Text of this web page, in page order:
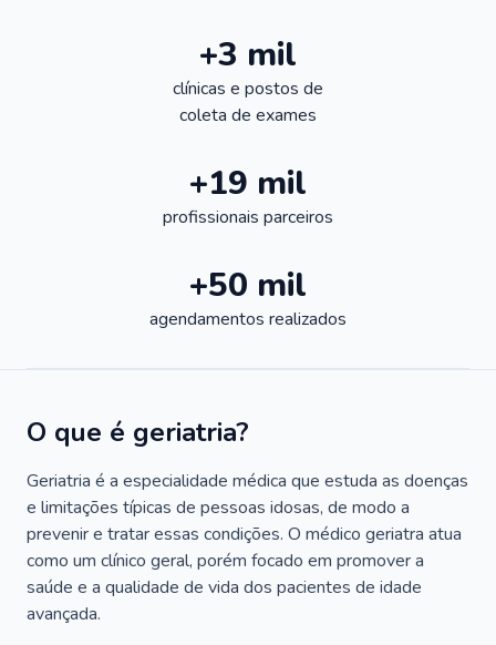
+3 mil
clínicas e postos de
coleta de exames
+19 mil
profissionais parceiros
+50 mil
agendamentos realizados
O que é geriatria?
Geriatria é a especialidade médica que estuda as doenças
e limitações típicas de pessoas idosas, de modo a
prevenir e tratar essas condições. O médico geriatra atua
como um clínico geral, porém focado em promover a
saúde e a qualidade de vida dos pacientes de idade
avançada.